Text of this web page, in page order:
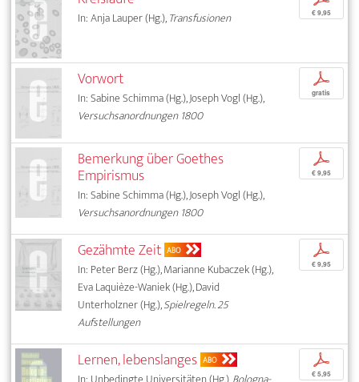
In: Anja Lauper (Hg.),Transfusionen € 9,95
Vorwort
In: Sabine Schimma (Hg.), Joseph Vogl (Hg.),
Versuchsanordnungen 1800
p
gratis
Bemerkung über Goethes
Empirismus
In: Sabine Schimma (Hg.), Joseph Vogl (Hg.),
Versuchsanordnungen 1800
p
€ 9,95
Gezähmte Zeit ABO
In: Peter Berz (Hg.), Marianne Kubaczek (Hg.),
Eva Laquièze-Waniek (Hg.), David
Unterholzner (Hg.),Spielregeln. 25
Aufstellungen
p
€ 9,95
Lernen, lebenslanges ABO p
€ 5,95